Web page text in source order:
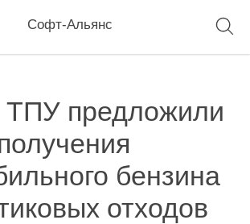
Софт-Альянс
предложили
бензина
отходов